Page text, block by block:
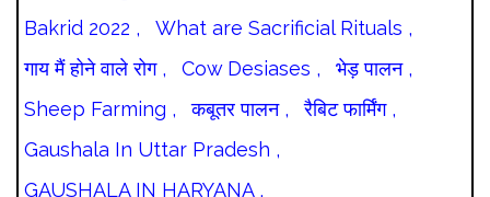
Bakrid 2022 ,
What are Sacrificial Rituals ,
गाय मैं होने वाले रोग ,
Cow Desiases ,
भेड़ पालन ,
Sheep Farming ,
कबूतर पालन ,
रैबिट फार्मिंग ,
Gaushala In Uttar Pradesh ,
GAUSHALA IN HARYANA ,